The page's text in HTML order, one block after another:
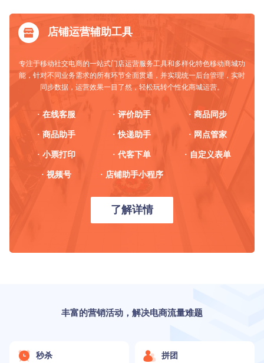
店铺运营辅助工具
专注于移动社交电商的一站式门店运营服务工具和多样化特色移动商城功
能，针对不同业务需求的所有环节全面贯通，并实现统一后台管理，实时
同步数据，运营效果一目了然，轻松玩转个性化商城运营。
· 在线客服 · 评价助手 · 商品同步
· 商品助手 · 快递助手 · 网点管家
· 小票打印 · 代客下单 · 自定义表单
· 视频号 · 店铺助手小程序
了解详情
丰富的营销活动，解决电商流量难题
秒杀 拼团